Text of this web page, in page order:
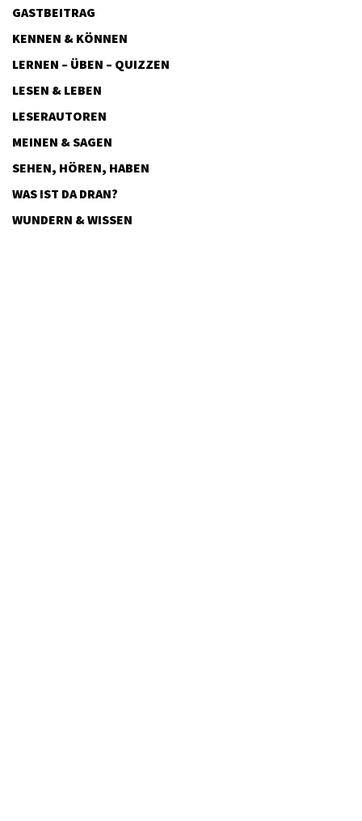
GASTBEITRAG
KENNEN & KÖNNEN
LERNEN – ÜBEN – QUIZZEN
LESEN & LEBEN
LESERAUTOREN
MEINEN & SAGEN
SEHEN, HÖREN, HABEN
WAS IST DA DRAN?
WUNDERN & WISSEN